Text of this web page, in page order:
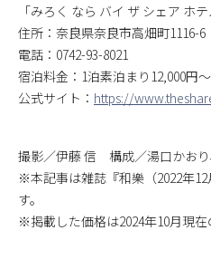
「みろく なら バイ ザ シェア ホテ
住所：奈良県奈良市高畑町1116-6
電話：0742-93-8021
宿泊料金：1泊素泊まり12,000円
公式サイト： https://
撮影／伊藤 信 構成／湯口かおり
※本記事は雑誌『和樂（2022年
す。
※掲載した価格は2024年10月現在